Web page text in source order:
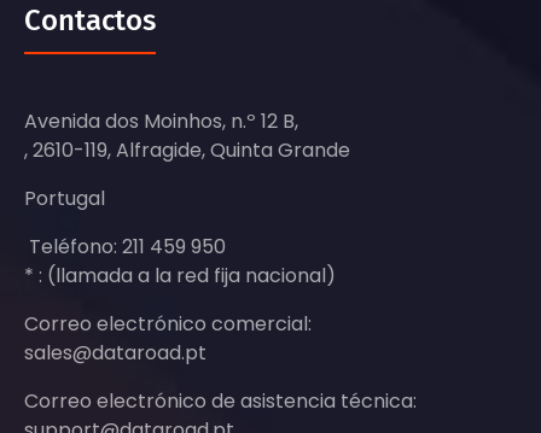
Contactos
Avenida dos Moinhos, n.º 12 B,
, 2610-119, Alfragide, Quinta Grande
Portugal
Teléfono: 211 459 950
* : (llamada a la red fija nacional)
Correo electrónico comercial:
sales@dataroad.pt
Correo electrónico de asistencia técnica: